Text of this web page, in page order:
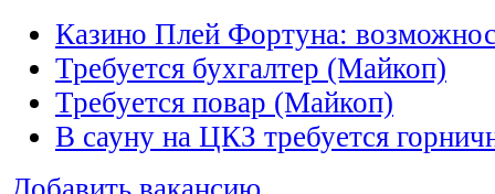
Казино Плей Фортуна:
Требуется бухгалтер (Майкоп)
Требуется повар (Майкоп)
В сауну на ЦКЗ требуется